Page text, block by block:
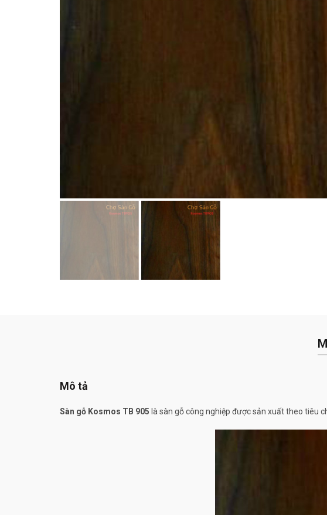
Mô tả
Sàn gỗ Kosmos TB 905 là sàn gỗ công nghiệp được sản xuất theo tiêu